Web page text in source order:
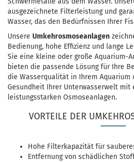
ausgezeichnete Filterleistung und
Wasser, das den Bedürfnissen Ihrer
Unsere Umkehrosmoseanlagen
Bedienung, hohe Effizienz und lange
Sie eine kleine oder große Aquarium-
bieten die passende Lösung für Ihre
die Wasserqualität in Ihrem Aquarium
Gesundheit Ihrer Unterwasserwelt mit
leistungsstarken Osmoseanlagen.
VORTEILE DER
Hohe Filterkapazität für
Entfernung von schädlichen